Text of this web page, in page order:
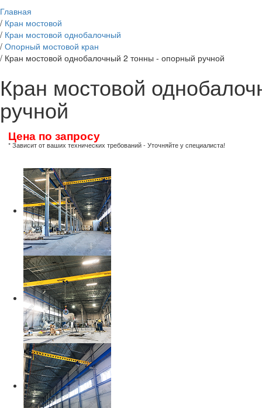
Главная
/ Кран мостовой
/ Кран мостовой однобалочный
/ Опорный мостовой кран
/ Кран мостовой однобалочный 2 тонны - опорный ручной
Кран мостовой
ручной
Цена по запросу
* Зависит от ваших технических требований - Уточняйте у специалиста!